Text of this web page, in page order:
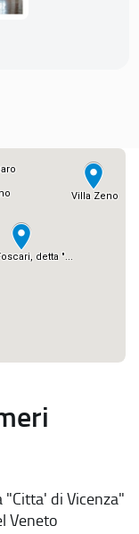
"Citta' di Vicenza"
Veneto